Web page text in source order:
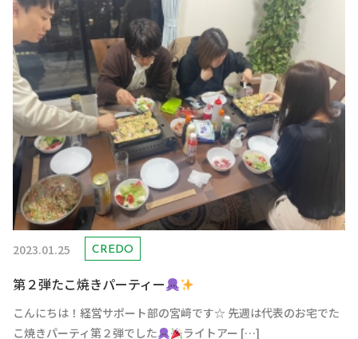
2023.01.25 CREDO
第２弾たこ焼きパーティー
こんにちは！経営サポート部の宮﨑です☆ 先週は代表のお宅でた
こ焼きパーティ第２弾でした
ライトアー […]